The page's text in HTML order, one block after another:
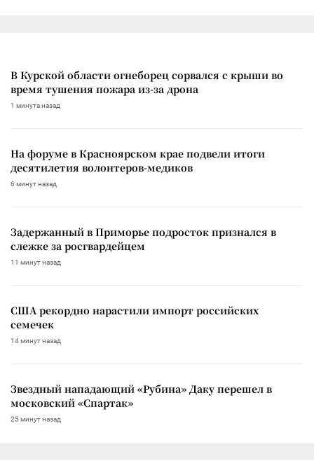
В Курской области огнеборец сорвался с крыши во
время тушения пожара из-за дрона
1 минута назад
На форуме в Красноярском крае подвели итоги
десятилетия волонтеров-медиков
6 минут назад
Задержанный в Приморье подросток признался в
слежке за росгвардейцем
11 минут назад
США рекордно нарастили импорт российских
семечек
14 минут назад
Звездный нападающий «Рубина» Даку перешел в
московский «Спартак»
25 минут назад